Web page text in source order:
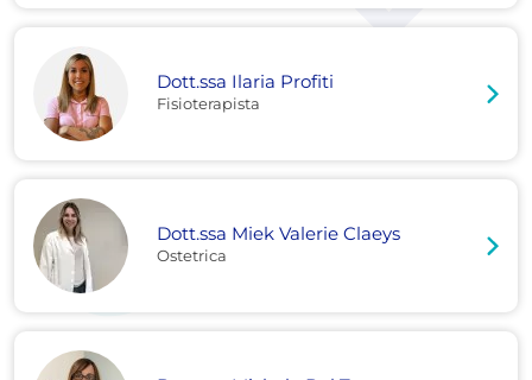
Dott.ssa Ilaria Profiti
Fisioterapista
Dott.ssa Miek Valerie Claeys
Ostetrica